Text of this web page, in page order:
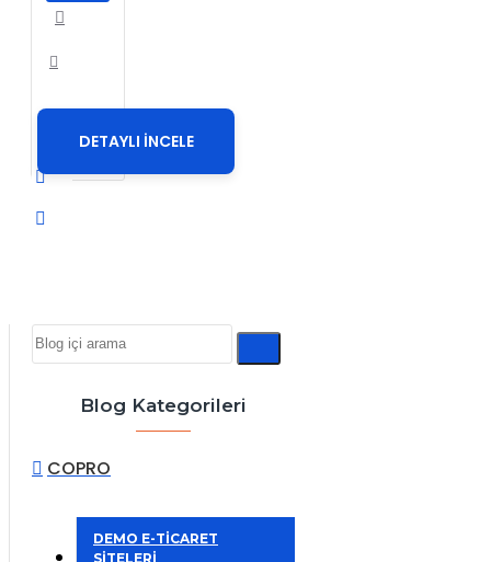
DETAYLI İNCELE
Blog Kategorileri
COPRO
DEMO E-TİCARET
SİTELERİ